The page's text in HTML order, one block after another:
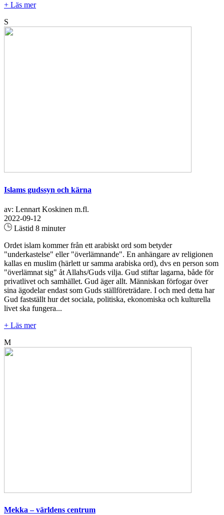
+ Läs mer
S
Islams gudssyn och kärna
av: Lennart Koskinen m.fl.
2022-09-12
Lästid 8 minuter
Ordet islam kommer från ett arabiskt ord som betyder
"underkastelse" eller "överlämnande". En anhängare av religionen
kallas en muslim (härlett ur samma arabiska ord), dvs en person som
"överlämnat sig" åt Allahs/Guds vilja. Gud stiftar lagarna, både för
privatlivet och samhället. Gud äger allt. Människan förfogar över
sina ägodelar endast som Guds ställföreträdare. I och med detta har
Gud fastställt hur det sociala, politiska, ekonomiska och kulturella
livet ska fungera...
+ Läs mer
M
Mekka – världens centrum